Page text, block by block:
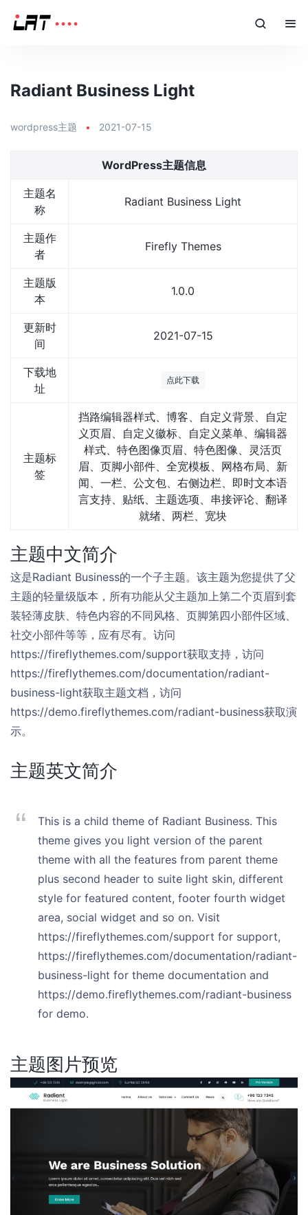
Radiant Business Light
wordpress主题 • 2021-07-15
WordPress主题信息
主题名
称
Radiant Business Light
主题作
者
Firefly Themes
主题版
本
1.0.0
更新时
间
2021-07-15
下载地
址
点此下载
主题标
签
挡路编辑器样式、博客、自定义背景、自定
义页眉、自定义徽标、自定义菜单、编辑器
样式、特色图像页眉、特色图像、灵活页
眉、页脚小部件、全宽模板、网格布局、新
闻、一栏、公文包、右侧边栏、即时文本语
言支持、贴纸、主题选项、串接评论、翻译
就绪、两栏、宽块
主题中文简介
这是Radiant Business的一个子主题。该主题为您提供了父
主题的轻量级版本，所有功能从父主题加上第二个页眉到套
装轻薄皮肤、特色内容的不同风格、页脚第四小部件区域、
社交小部件等等，应有尽有。访问
https://fireflythemes.com/support获取支持，访问
https://fireflythemes.com/documentation/radiant-
business-light获取主题文档，访问
https://demo.fireflythemes.com/radiant-business获取演
示。
主题英文简介
This is a child theme of Radiant Business. This
theme gives you light version of the parent
theme with all the features from parent theme
plus second header to suite light skin, different
style for featured content, footer fourth widget
area, social widget and so on. Visit
https://fireflythemes.com/support for support,
https://fireflythemes.com/documentation/radiant-
business-light for theme documentation and
https://demo.fireflythemes.com/radiant-business
for demo.
主题图片预览